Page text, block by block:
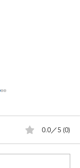
谁懂啊
0.0／5 (0)